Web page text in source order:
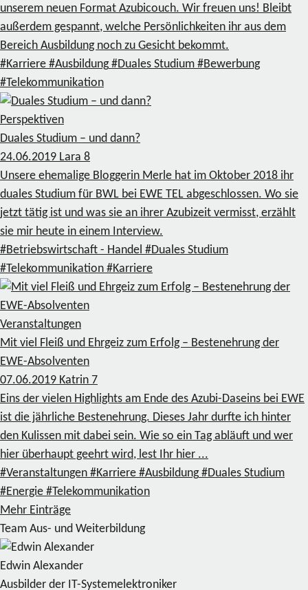
unserem neuen Format Azubicouch. Wir freuen uns! Bleibt
außerdem gespannt, welche Persönlichkeiten ihr aus dem
Bereich Ausbildung noch zu Gesicht bekommt.
#Karriere #Ausbildung #Duales Studium #Bewerbung
#Telekommunikation
Perspektiven
Duales Studium – und dann?
24.06.2019 Lara 8
Unsere ehemalige Bloggerin Merle hat im Oktober 2018 ihr
duales Studium für BWL bei EWE TEL abgeschlossen. Wo sie
jetzt tätig ist und was sie an ihrer Azubizeit vermisst, erzählt
sie mir heute in einem Interview.
#Betriebswirtschaft - Handel #Duales Studium
#Telekommunikation #Karriere
Veranstaltungen
Mit viel Fleiß und Ehrgeiz zum Erfolg – Bestenehrung der
EWE-Absolventen
07.06.2019 Katrin 7
Eins der vielen Highlights am Ende des Azubi-Daseins bei EWE
ist die jährliche Bestenehrung. Dieses Jahr durfte ich hinter
den Kulissen mit dabei sein. Wie so ein Tag abläuft und wer
hier überhaupt geehrt wird, lest Ihr hier ...
#Veranstaltungen #Karriere #Ausbildung #Duales Studium
#Energie #Telekommunikation
Mehr Einträge
Team Aus- und Weiterbildung
Edwin Alexander
Ausbilder der IT-Systemelektroniker